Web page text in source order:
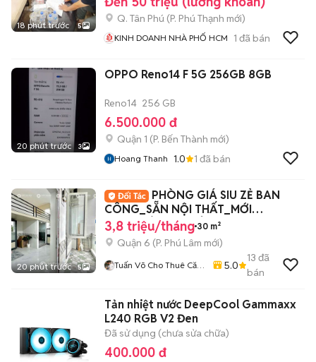
18 phút trước 5
Q. Tân Phú (P. Phú Thạnh mới)
KINH DOANH NHÀ PHỐ HCM 1 đã bán
20 phút trước 3
OPPO Reno14 F 5G 256GB 8GB
Reno14 256 GB
6.500.000 đ
Quận 1 (P. Bến Thành mới)
Hoang Thanh 1.0 1 đã bán
20 phút trước 5
PHÒNG GIÁ SIU ZẺ BAN
CÔNG_SẴN NỘI THẤT_MỚI
100%_BÀ HOM_TỈNH LỘ 10_Q6
3,8 triệu/tháng 30 m²
Quận 6 (P. Phú Lâm mới)
Tuấn Võ Cho Thuê Căn
5.0
13 đã
bán
Tản nhiệt nước DeepCool Gammaxx
L240 RGB V2 Đen
Đã sử dụng (chưa sửa chữa)
400.000 đ